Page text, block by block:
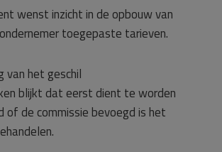
wenst inzicht in de opbouw van
toegepaste tarieven.
van het geschil
blijkt dat eerst dient te worden
de commissie bevoegd is het